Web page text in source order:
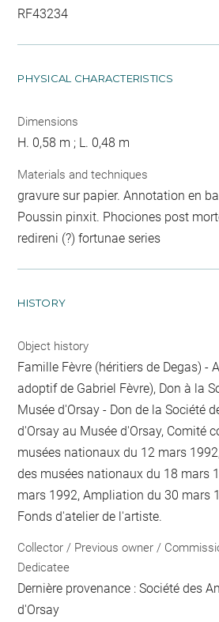
RF43234
PHYSICAL CHARACTERISTICS
Dimensions
H. 0,58 m ; L. 0,48 m
Materials and techniques
gravure sur papier. Annotation en
Poussin pinxit. Phociones post
redireni (?) fortunae series
HISTORY
Object history
Famille Fèvre (héritiers de Degas) -
adoptif de Gabriel Fèvre), Don à la
Musée d'Orsay - Don de la Société
d'Orsay au Musée d'Orsay, Comité
musées nationaux du 12 mars
des musées nationaux du 18 mars
mars 1992, Ampliation du 30 mars
Fonds d'atelier de l'artiste.
Collector / Previous owner /
Dedicatee
Dernière provenance : Société des
d'Orsay